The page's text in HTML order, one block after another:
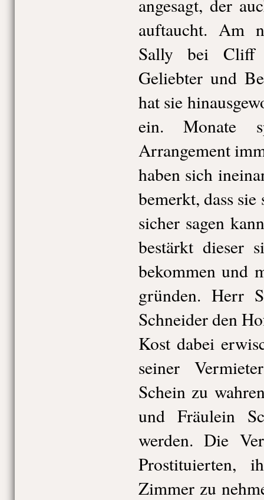
angesagt, der
auftaucht. Am
Sally bei
Geliebter und
hat sie
ein. Monate
Arrangement
haben sich
bemerkt, dass
sicher sagen
bestärkt dieser
bekommen und
gründen. Herr
Schneider den
Kost dabei
seiner
Schein zu
und Fräulein
werden. Die
Prostituierten,
Zimmer zu